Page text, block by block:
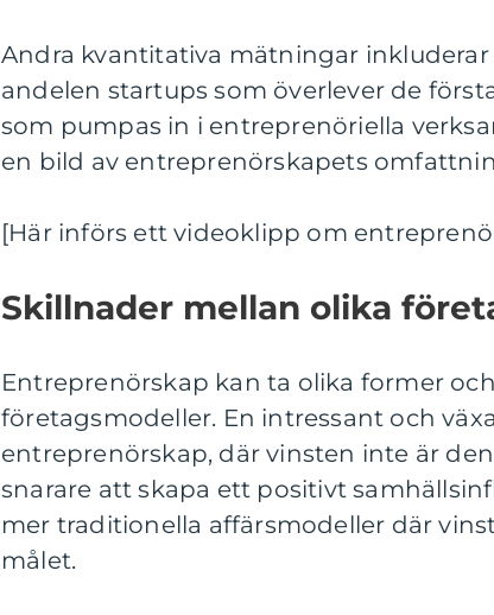
Andra kvantitativa mätningar
andelen startups som överlever de
som pumpas in i entreprenöriella
en bild av entreprenörskapets
[Här införs ett videoklipp om
Skillnader mellan olika
Entreprenörskap kan ta olika former
företagsmodeller. En intressant och
entreprenörskap, där vinsten inte är
snarare att skapa ett positivt
mer traditionella affärsmodeller där
målet.